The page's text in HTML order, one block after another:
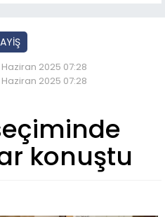
2025 07:28
2025 07:28
konuştu